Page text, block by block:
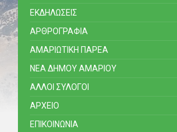
ΕΚΔΗΛΩΣΕΙΣ
ΑΡΘΡΟΓΡΑΦΙΑ
ΑΜΑΡΙΩΤΙΚΗ ΠΑΡΕΑ
ΝΕΑ ΔΗΜΟΥ ΑΜΑΡΙΟΥ
ΑΛΛΟΙ ΣΥΛΟΓΟΙ
ΑΡΧΕΙΟ
ΕΠΙΚΟΙΝΩΝΙΑ